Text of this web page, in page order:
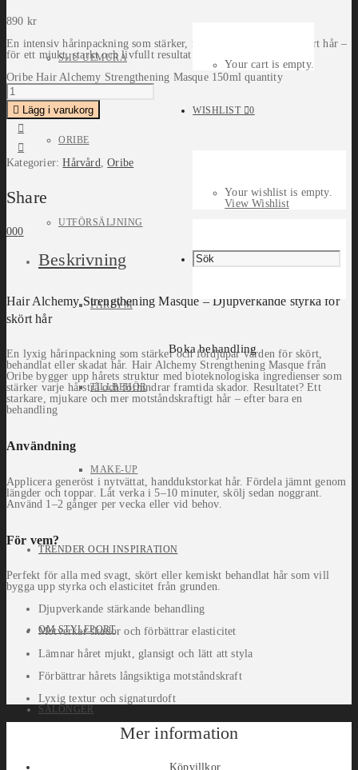
SHU UEMURA
ORIBE
UTFÖRSÄLJNING
PARFYM
TILLBEHÖR
MAKE-UP
TRENDER OCH INSPIRATION
OM STYLEPORT
SALONGER
Your cart is empty.
WISHLIST 0
Your wishlist is empty.
View Wishlist
Boka behandling
890 kr
En intensiv hårinpackning som stärker, reparerar och skyddar skört hår –
för ett mjukt, starkt och livfullt resultat.
Oribe Hair Alchemy Strengthening Masque 150ml quantity
Lägg i varukorg
Kategorier:Hårvård,Oribe
Share
000
Beskrivning
Hair Alchemy Strengthening Masque – Djupverkande styrka för
skört hår
En lyxig hårinpackning som stärker och fördjupar vården för skört,
behandlat eller skadat hår. Hair Alchemy Strengthening Masque från
Oribe bygger upp hårets struktur med bioteknologiska ingredienser som
stärker varje hårstrå och förhindrar framtida skador. Resultatet? Ett
starkare, mjukare och mer motståndskraftigt hår – efter bara en
behandling
Användning
Applicera generöst i nytvättat, handdukstorkat hår. Fördela jämnt genom
längder och toppar. Låt verka i 5–10 minuter, skölj sedan noggrant.
Använd 1–2 gånger per vecka eller vid behov.
För vem?
Perfekt för alla med svagt, skört eller kemiskt behandlat hår som vill
bygga upp styrka och elasticitet från grunden.
Djupverkande stärkande behandling
Motverkar skador och förbättrar elasticitet
Lämnar håret mjukt, glansigt och lätt att styla
Förbättrar hårets långsiktiga motståndskraft
Lyxig textur och signaturdoft
Mer information
Köpvillkor